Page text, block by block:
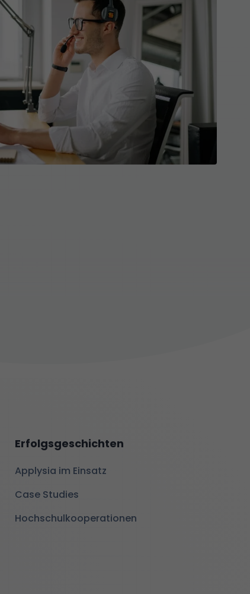
Erfolgsgeschichten
Applysia im Einsatz
Case Studies
Hochschulkooperationen